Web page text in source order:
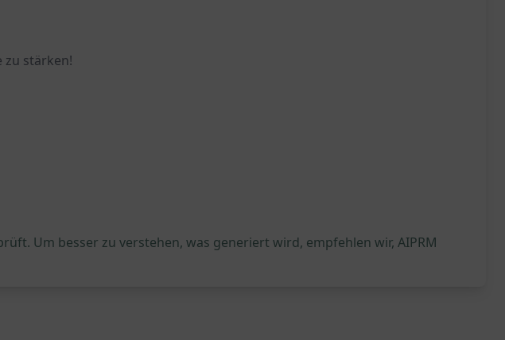
zu stärken!
Um besser zu verstehen, was generiert wird, empfehlen wir, AIPRM